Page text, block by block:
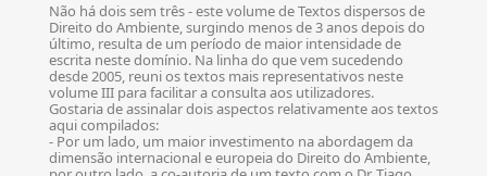
Não há dois sem três - este volume de Textos dispersos de
Direito do Ambiente, surgindo menos de 3 anos depois do
último, resulta de um período de maior intensidade de
escrita neste domínio. Na linha do que vem sucedendo
desde 2005, reuni os textos mais representativos neste
volume III para facilitar a consulta aos utilizadores.
Gostaria de assinalar dois aspectos relativamente aos textos
aqui compilados:
- Por um lado, um maior investimento na abordagem da
dimensão internacional e europeia do Direito do Ambiente,